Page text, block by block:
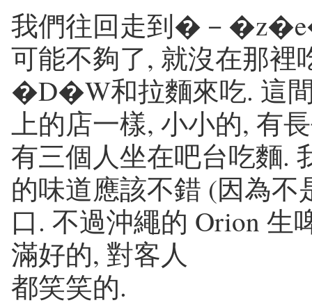
我們往回走到�－
可能不夠了, 就沒在那裡
�D�W和拉麵來吃. 這
上的店一樣, 小小的, 有
有三個人坐在吧台吃麵.
的味道應該不錯 (因為
口. 不過沖繩的 Orion 生
滿好的, 對客人
都笑笑的.